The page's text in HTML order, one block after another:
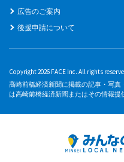
広告のご案内
後援申請について
Copyright 2026 FACE Inc. All rights
高崎前橋経済新聞に掲載の記事・写
は高崎前橋経済新聞またはその情報提